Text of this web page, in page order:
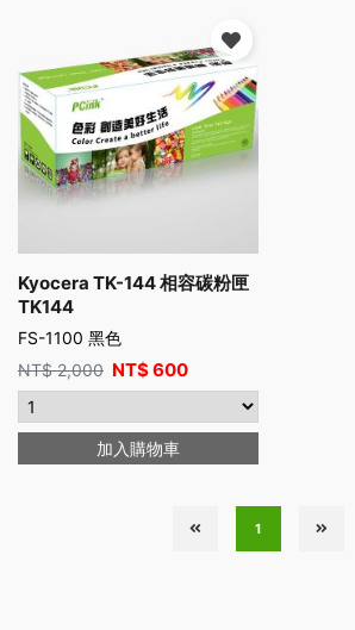
Kyocera TK-144 相容碳粉匣
TK144
FS-1100 黑色
NT$2,000 NT$600
加入購物車
1